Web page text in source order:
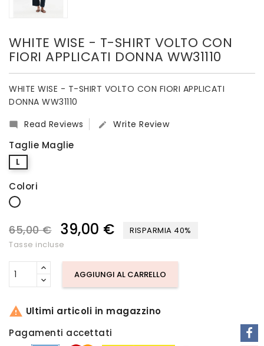
WHITE WISE - T-SHIRT VOLTO CON
FIORI APPLICATI DONNA WW31110
WHITE WISE - T-SHIRT VOLTO CON FIORI APPLICATI
DONNA WW31110
 Read Reviews  Write Review
Taglie Maglie
L
Colori
Bianco
65,00 € 39,00 €
RISPARMIA 40%
Tasse incluse
AGGIUNGI AL CARRELLO
 Ultimi articoli in magazzino
Pagamenti accettati